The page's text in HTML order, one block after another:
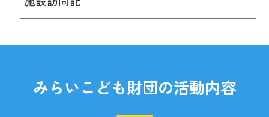
みらいこども財団の活動内容